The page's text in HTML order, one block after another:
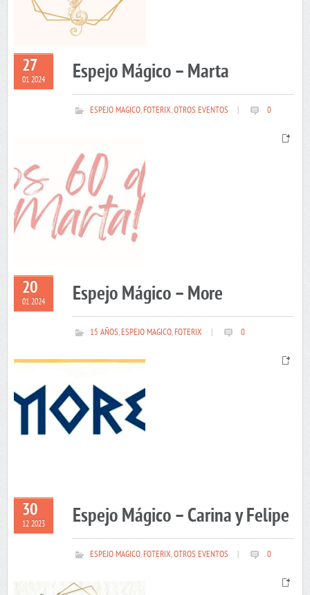
27
01 2024 Espejo Mágico – Marta
ESPEJO MAGICO,FOTERIX,OTROS EVENTOS 0
20
01 2024 Espejo Mágico – More
15 AÑOS,ESPEJO MAGICO,FOTERIX 0
30
12 2023 Espejo Mágico – Carina y Felipe
ESPEJO MAGICO,FOTERIX,OTROS EVENTOS 0